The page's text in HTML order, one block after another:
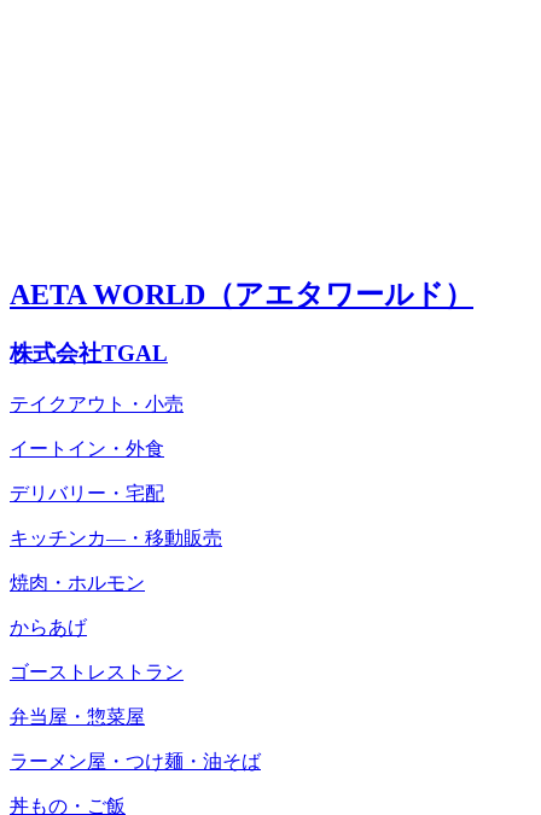
AETA WORLD（アエタワールド）
株式会社TGAL
テイクアウト・小売
イートイン・外食
デリバリー・宅配
キッチンカ―・移動販売
焼肉・ホルモン
からあげ
ゴーストレストラン
弁当屋・惣菜屋
ラーメン屋・つけ麺・油そば
丼もの・ご飯